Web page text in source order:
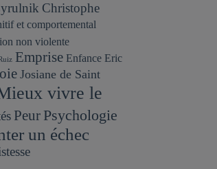
Christophe
et comportemental
non violente
Emprise Enfance Eric
Josiane de Saint
vivre le
Peur Psychologie
un échec